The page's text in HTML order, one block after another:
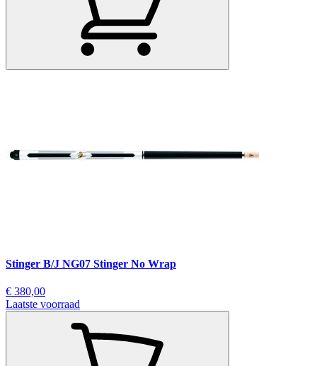
Stinger B/J NG07 Stinger No Wrap
€ 380,00
Laatste voorraad